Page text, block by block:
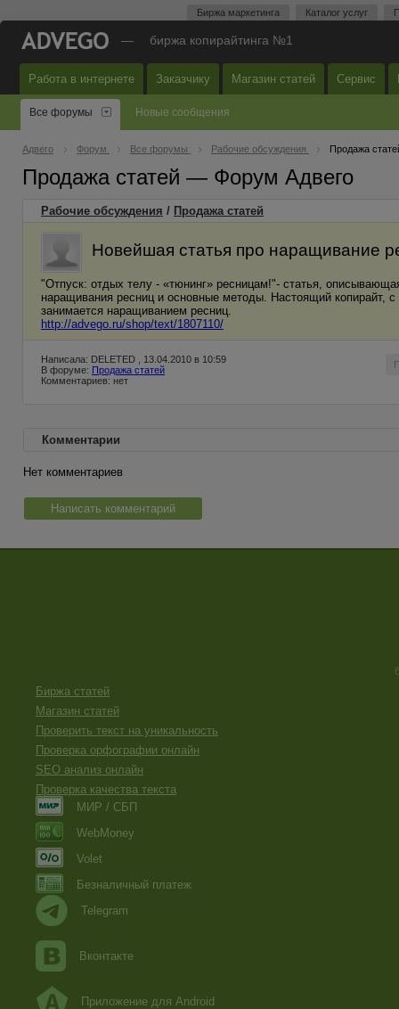
Биржа маркетинга Каталог услуг
— биржа копирайтинга №1
Работа в интернете Заказчику Магазин статей Сервис
Все форумы Новые сообщения
Адвего Форум Все форумы Рабочие обсуждения Продажа
Продажа статей — Форум Адвего
Рабочие обсуждения / Продажа статей
Новейшая статья про наращивание
"Отпуск: отдых телу - «тюнинг» ресницам!"- статья,
наращивания ресниц и основные методы. Настоящий
занимается наращиванием ресниц.
http://advego.ru/shop/text/1807110/
Написала: DELETED , 13.04.2010 в 10:59
В форуме: Продажа статей
Комментариев: нет
Комментарии
Нет комментариев
Написать комментарий
Биржа статей
Магазин статей
Проверить текст на уникальность
Проверка орфографии онлайн
SEO анализ онлайн
Проверка качества текста
МИР / СБП
WebMoney
Volet
Безналичный платеж
Telegram
Вконтакте
Приложение для Android